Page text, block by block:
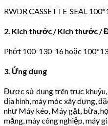
RWDR CASSETTE SEAL
2. Kích thước / Kích thước /
Phớt 100-130-16 hoặc
3. Ứng dụng
Được sử dụng trên trục khuỷu,
địa hình, máy móc xây dựng,
như Máy kéo, Máy gặt, bừa,
măng, máy công nghiệp, máy